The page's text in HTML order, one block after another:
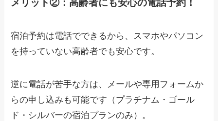
メリット②：高齢者にも安心の電話予約！
宿泊予約は電話でできるから、スマホやパソコン
を持っていない高齢者でも安心です。
逆に電話が苦手な方は、メールや専用フォームか
らの申し込みも可能です（プラチナム・ゴール
ド・シルバーの宿泊プランのみ）。